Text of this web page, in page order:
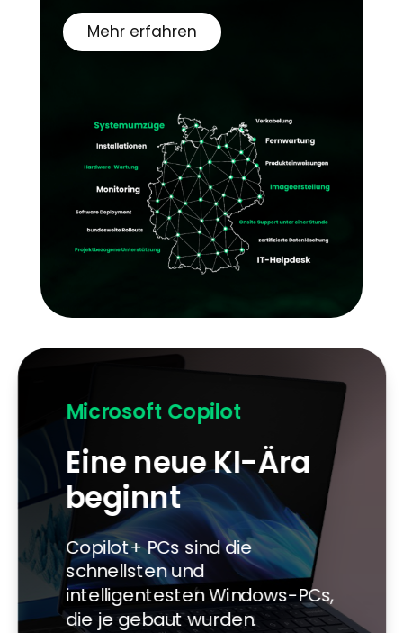
Mehr erfahren
Microsoft Copilot
Eine neue KI-Ära
beginnt
Copilot+ PCs sind die
schnellsten und
intelligentesten Windows-PCs,
die je gebaut wurden.